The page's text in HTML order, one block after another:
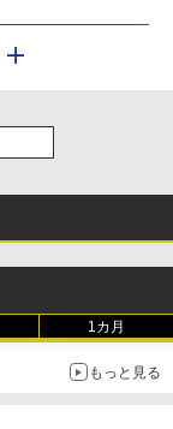
1カ月
もっと見る